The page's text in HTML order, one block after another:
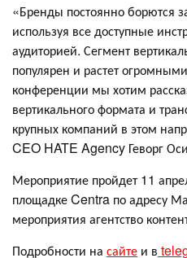
«Бренды постоянно борются
используя все доступные
аудиторией. Сегмент
популярен и растет
конференции мы хотим
вертикального формата и
крупных компаний в этом
CEO HATE Agency Геворг
Мероприятие пройдет 11
площадке Centra по адресу
мероприятия агентство
Подробности на сайте и в